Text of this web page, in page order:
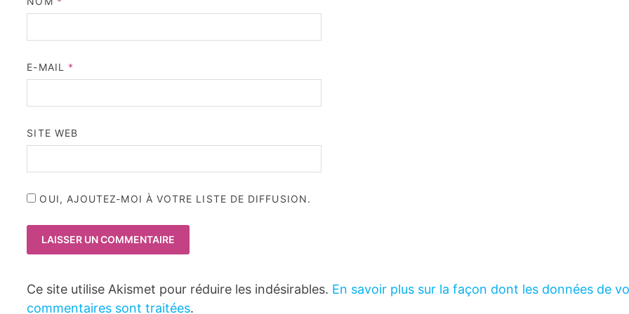
E-MAIL *
SITE WEB
OUI, AJOUTEZ-MOI À VOTRE LISTE DE DIFFUSION.
Ce site utilise Akismet pour réduire les indésirables. En savoir plus sur la façon dont les données de
commentaires sont traitées.